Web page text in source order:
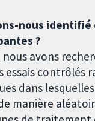
nous identifié
?
avons
essais contrôlés
dans
manière